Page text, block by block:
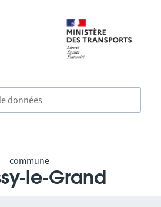
commune
le-Grand